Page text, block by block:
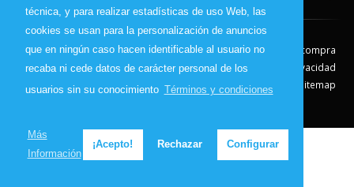
técnica, y para realizar estadísticas de uso Web, las
cookies se usan para la personalización de anuncios
que en ningún caso hacen identificable al usuario no
recaba ni cede datos de carácter personal de los
usuarios sin su conocimiento Términos y condiciones
Más
Información
¡Acepto! Rechazar Configurar
Contacto Aviso Legal
Condiciones de compra
Política de envíos
Política de devolución
Política de Privacidad
Política de Cookies
Sitemap